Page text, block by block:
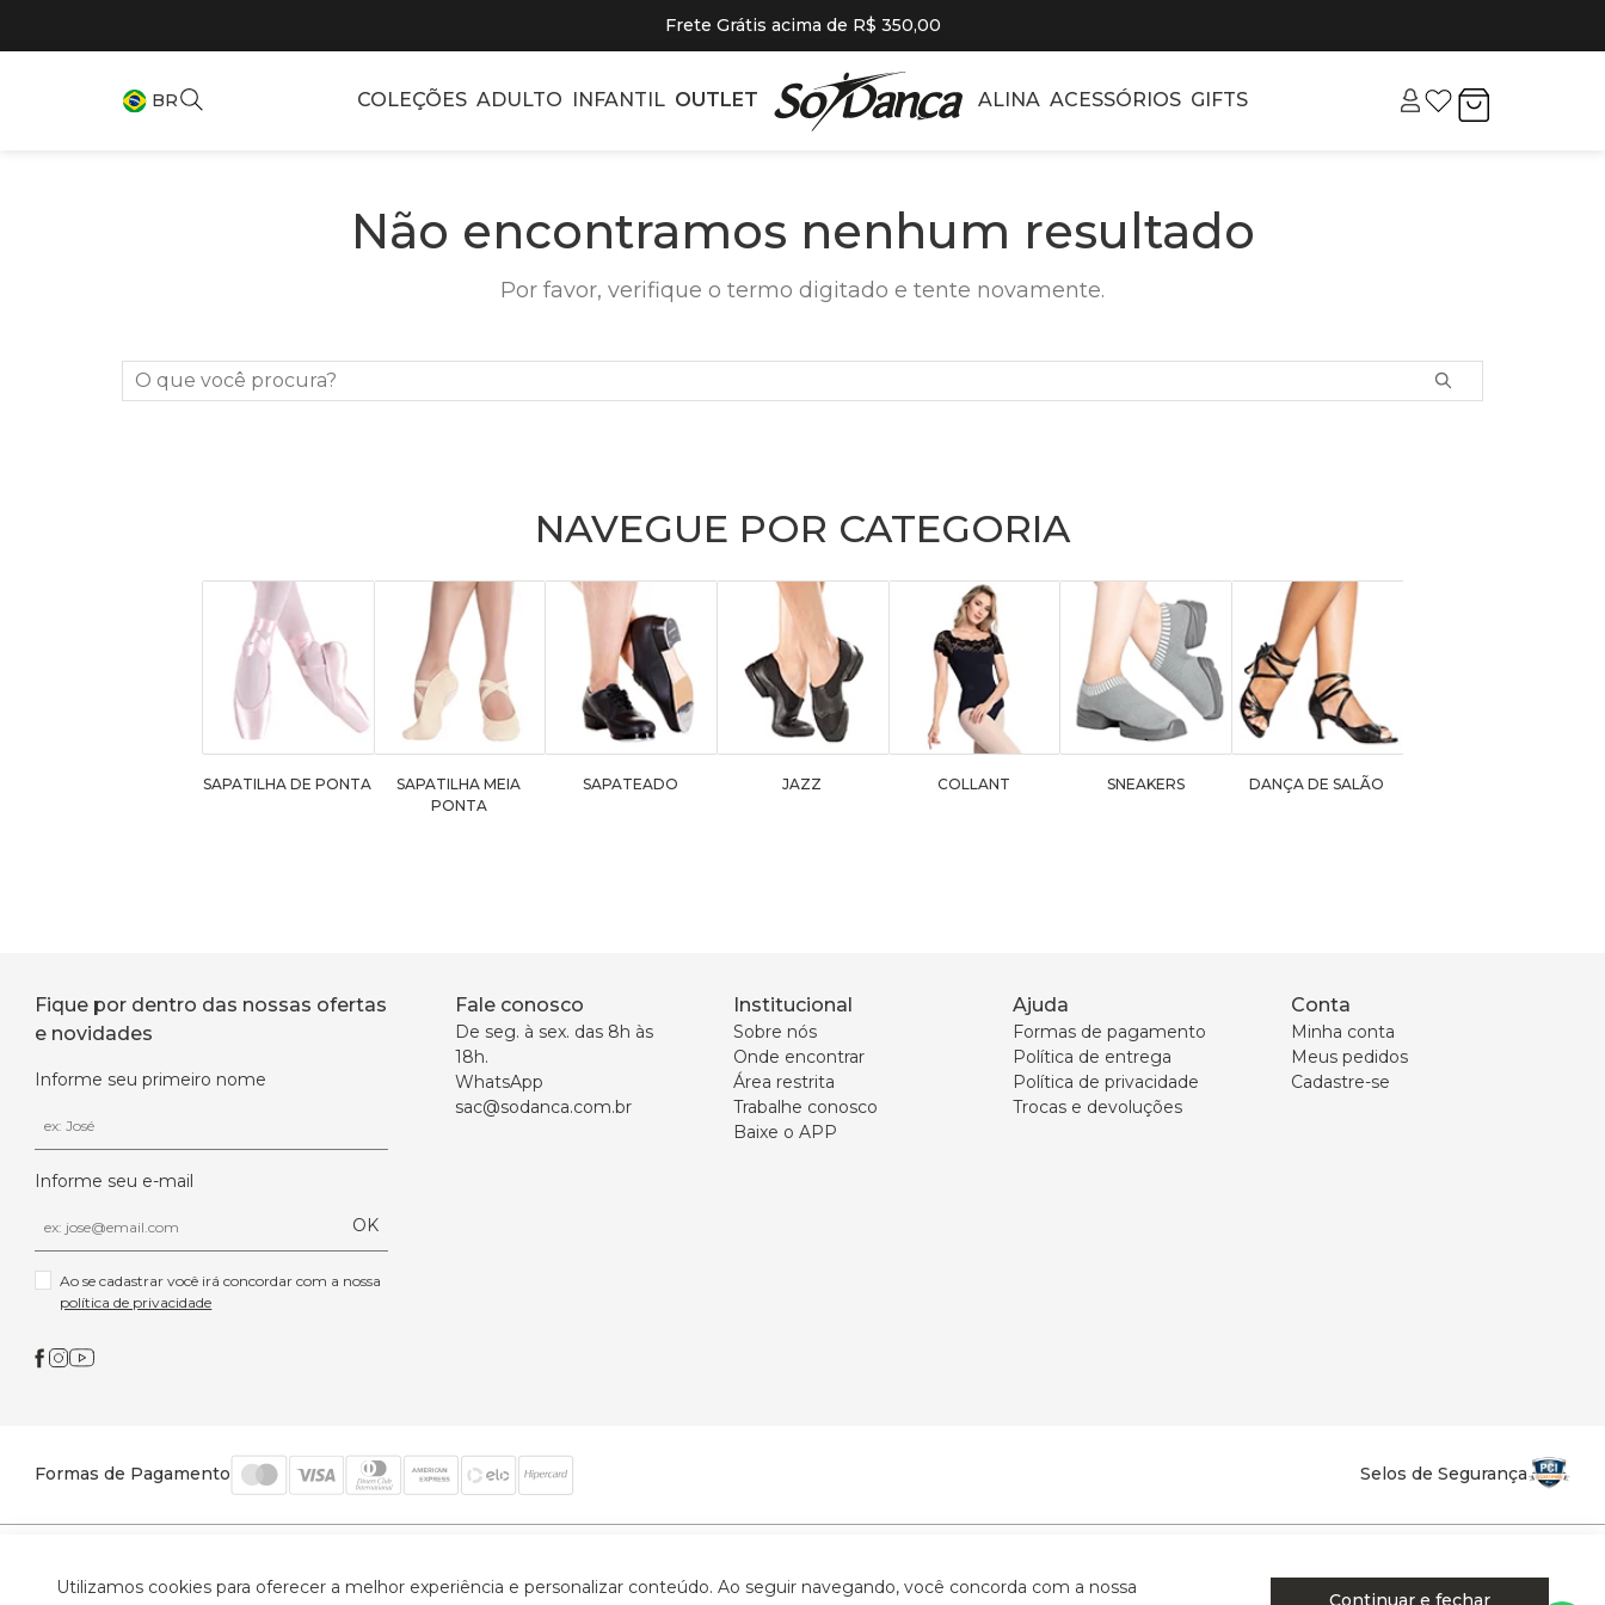
Frete Grátis acima de R$ 350,00
BR COLEÇÕES ADULTO INFANTIL OUTLET ALINA ACESSÓRIOS GIFTS
Não encontramos nenhum resultado
Por favor, verifique o termo digitado e tente novamente.
O que você procura?
NAVEGUE POR CATEGORIA
SAPATILHA DE PONTA
SAPATILHA MEIA
PONTA
SAPATEADO JAZZ COLLANT SNEAKERS DANÇA DE SALÃO
Fique por dentro das nossas ofertas
e novidades
Informe seu primeiro nome
Informe seu e-mail
OK
política de privacidade
Fale conosco
De seg. à sex. das 8h às
18h.
WhatsApp
sac@sodanca.com.br
Institucional
Sobre nós
Onde encontrar
Área restrita
Trabalhe conosco
Baixe o APP
Ajuda
Formas de pagamento
Política de entrega
Política de privacidade
Trocas e devoluções
Conta
Minha conta
Meus pedidos
Cadastre-se
Formas de Pagamento Selos de Segurança
Utilizamos cookies para oferecer a melhor experiência e personalizar conteúdo. Ao seguir navegando, você concorda com a nossa
Continuar e fechar